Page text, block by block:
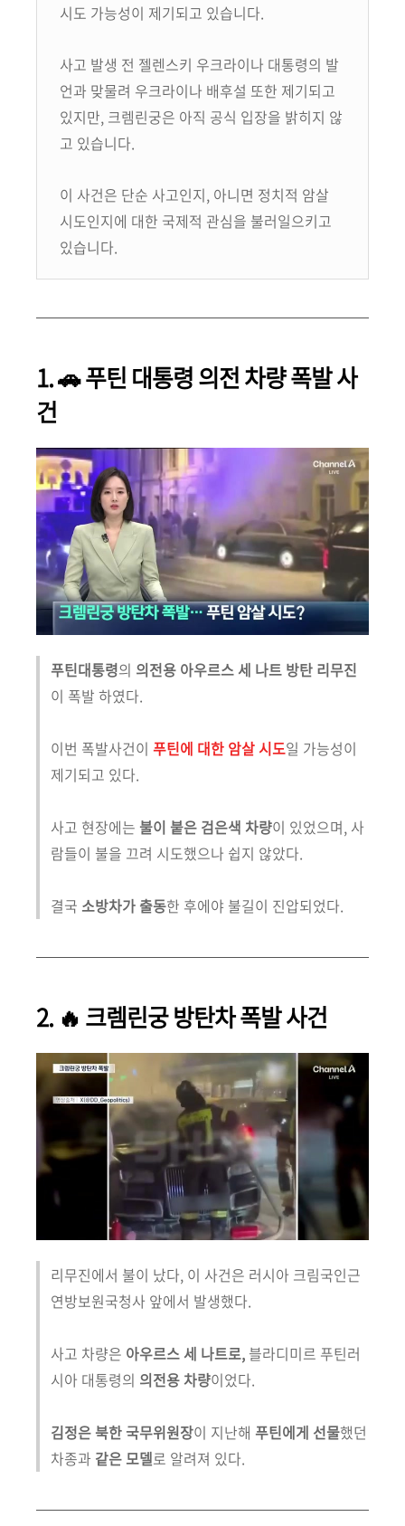
시도 가능성이 제기되고 있습니다.
사고 발생 전 젤렌스키 우크라이나 대통령의 발
언과 맞물려 우크라이나 배후설 또한 제기되고
있지만, 크렘린궁은 아직 공식 입장을 밝히지 않
고 있습니다.
이 사건은 단순 사고인지, 아니면 정치적 암살
시도인지에 대한 국제적 관심을 불러일으키고
있습니다.
1. 🚗 푸틴 대통령 의전 차량 폭발 사
건
푸틴대통령의 의전용 아우르스 세 나트 방탄 리무진
이 폭발 하였다.
이번 폭발사건이 푸틴에 대한 암살 시도일 가능성이
제기되고 있다.
사고 현장에는 불이 붙은 검은색 차량이 있었으며, 사
람들이 불을 끄려 시도했으나 쉽지 않았다.
결국 소방차가 출동한 후에야 불길이 진압되었다.
2. 🔥 크렘린궁 방탄차 폭발 사건
리무진에서 불이 났다, 이 사건은 러시아 크림국인근
연방보원국청사 앞에서 발생했다.
사고 차량은 아우르스 세 나트로, 블라디미르 푸틴러
시아 대통령의 의전용 차량이었다.
김정은 북한 국무위원장이 지난해 푸틴에게 선물했던
차종과 같은 모델로 알려져 있다.